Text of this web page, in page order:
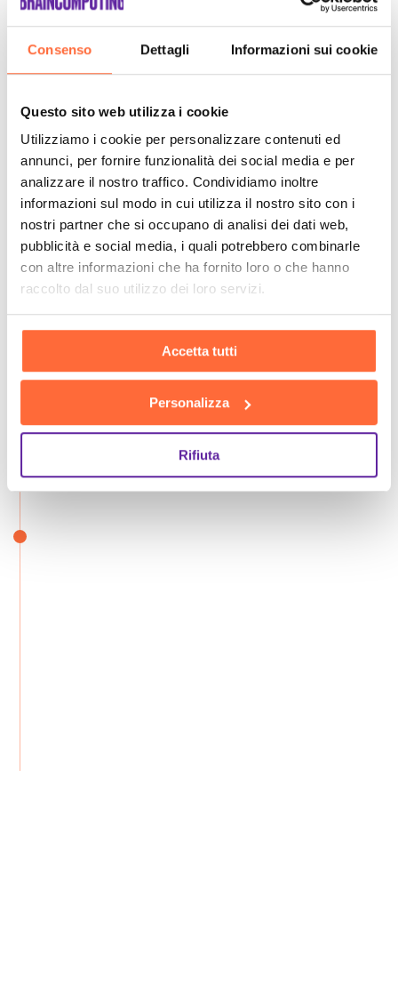
Consenso Dettagli Informazioni sui cookie
Questo sito web utilizza i cookie
Utilizziamo i cookie per personalizzare contenuti ed
annunci, per fornire funzionalità dei social media e per
analizzare il nostro traffico. Condividiamo inoltre
informazioni sul modo in cui utilizza il nostro sito con i
nostri partner che si occupano di analisi dei dati web,
pubblicità e social media, i quali potrebbero combinarle
con altre informazioni che ha fornito loro o che hanno
raccolto dal suo utilizzo dei loro servizi.
Accetta tutti
Personalizza
Rifiuta